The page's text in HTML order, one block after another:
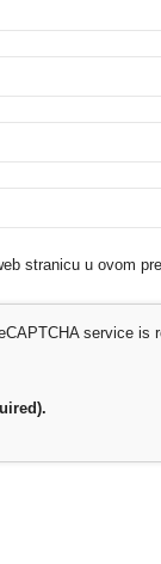
stranicu u ovom
service is